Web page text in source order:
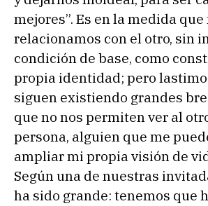
mejores”. Es en la medida que
relacionamos con el otro, sin
condición de base, como
propia identidad; pero
siguen existiendo grandes
que no nos permiten ver al
persona, alguien que me
ampliar mi propia visión de
Según una de nuestras
ha sido grande: tenemos que